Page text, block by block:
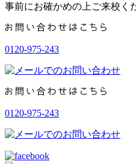
事前にお確かめの上ご来校く
0120-975-243
0120-975-243